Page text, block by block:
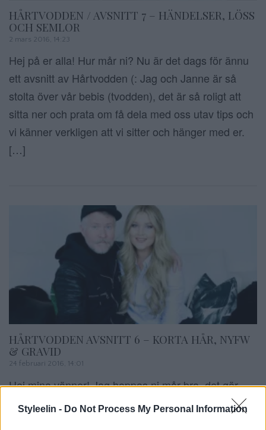
Styleelin - Do Not Process My Personal Information
HÅRTVODDEN / AVSNITT 7 – HÄNDELSER, LÖSS
OCH SEMLOR
2 mars 2016, 14:23
Hej på er alla! Hur mår ni? Nu är det dags för ännu
ett avsnitt av Hårtvodden (: Jag och Janne är så
stolta över vår bebis (tvodden), det är så roligt att
sitta ner och prata om få dela med oss utav tips och
vi känner verkligen att vi sitter och hänger med er.
[…]
HÅRTVODDEN AVSNITT 6 – KORTA HÅR, NYFW
& GRAVID
24 februari 2016, 14:01
Hej mina vänner! Jag hoppas ni mår bra, det gör
verkligen jag. Jag trivs så bra på min nya salong och